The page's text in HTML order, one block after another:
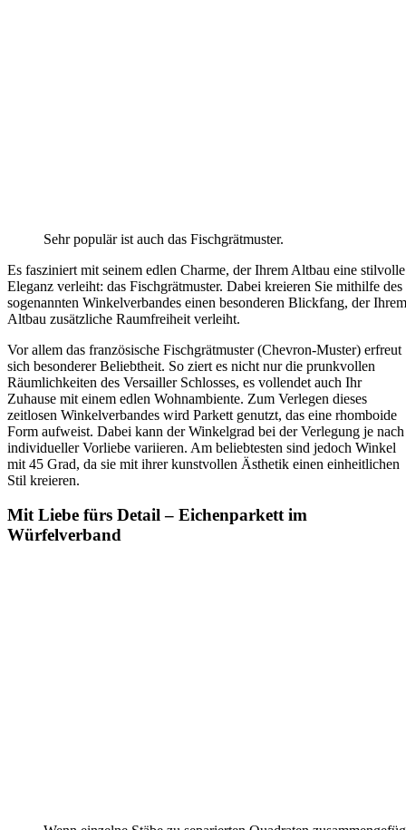
Sehr populär ist auch das Fischgrätmuster.
Es fasziniert mit seinem edlen Charme, der Ihrem Altbau eine stilvolle
Eleganz verleiht: das Fischgrätmuster. Dabei kreieren Sie mithilfe des
sogenannten Winkelverbandes einen besonderen Blickfang, der Ihrem
Altbau zusätzliche Raumfreiheit verleiht.
Vor allem das französische Fischgrätmuster (Chevron-Muster) erfreut
sich besonderer Beliebtheit. So ziert es nicht nur die prunkvollen
Räumlichkeiten des Versailler Schlosses, es vollendet auch Ihr
Zuhause mit einem edlen Wohnambiente. Zum Verlegen dieses
zeitlosen Winkelverbandes wird Parkett genutzt, das eine rhomboide
Form aufweist. Dabei kann der Winkelgrad bei der Verlegung je nach
individueller Vorliebe variieren. Am beliebtesten sind jedoch Winkel
mit 45 Grad, da sie mit ihrer kunstvollen Ästhetik einen einheitlichen
Stil kreieren.
Mit Liebe fürs Detail – Eichenparkett im
Würfelverband